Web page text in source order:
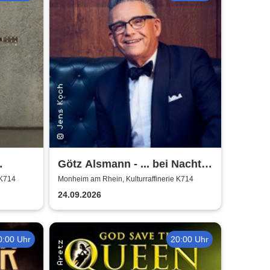
Götz Alsmann - ... bei Nacht
...
Monheim am Rhein, Kulturraffinerie K714
24.09.2026
Uhr 20:00 Uhr